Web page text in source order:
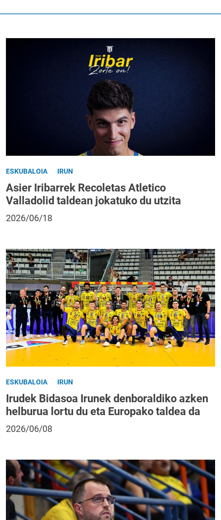
ESKUBALOIA IRUN
Asier Iribarrek Recoletas Atletico
Valladolid taldean jokatuko du utzita
2026/06/18
ESKUBALOIA IRUN
Irudek Bidasoa Irunek denboraldiko azken
helburua lortu du eta Europako taldea da
2026/06/08